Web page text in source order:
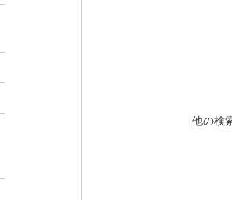
他の検